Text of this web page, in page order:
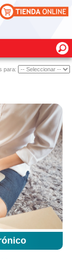
para: